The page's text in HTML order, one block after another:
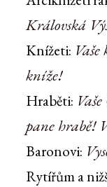
Královská
Knížeti:
kníže!
Hraběti:
pane hrabě!
Baronovi:
Rytířům a